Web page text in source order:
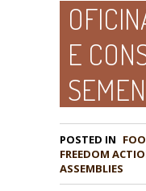
E
POSTED IN
ASSEMBLIES